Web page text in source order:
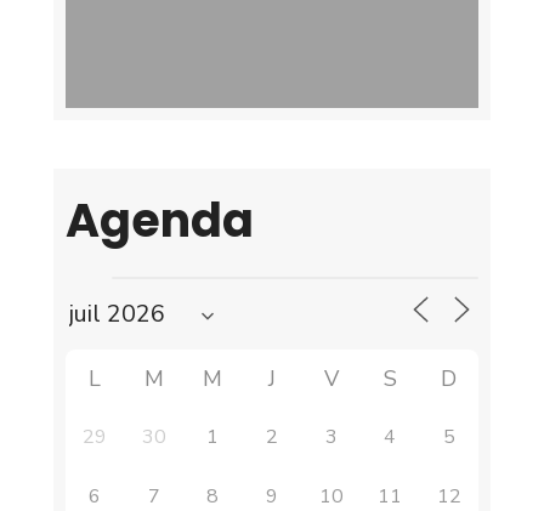
Agenda
L M M J V S D
29 30 1 2 3 4 5
6 7 8 9 10 11 12